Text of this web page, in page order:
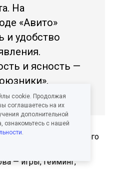
На
«Авито»
и удобство
и ясность —
мы получили наPressfeed
о продаже игрового
на ЦА,
— игры, гейминг,
cookie. Продолжая
соглашаетесь на их
дополнительной
ознакомьтесь с нашей
.